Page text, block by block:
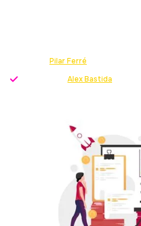
Pilar Ferré
Alex Bastida